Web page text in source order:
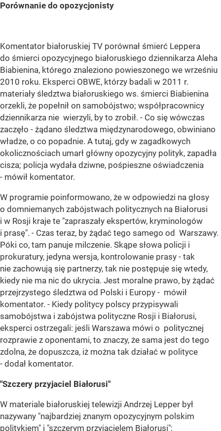
Porównanie do opozycjonisty
Komentator białoruskiej TV porównał śmierć Leppera
do śmierci opozycyjnego białoruskiego dziennikarza Aleha
Biabienina, którego znaleziono powieszonego we wrześniu
2010 roku. Eksperci OBWE, którzy badali w 2011 r.
materiały śledztwa białoruskiego ws. śmierci Biabienina
orzekli, że popełnił on samobójstwo; współpracownicy
dziennikarza nie wierzyli, by to zrobił. - Co się wówczas
zaczęło - żądano śledztwa międzynarodowego, obwiniano
władze, o co popadnie. A tutaj, gdy w zagadkowych
okolicznościach umarł główny opozycyjny polityk, zapadła
cisza; policja wydała dziwne, pośpieszne oświadczenia
- mówił komentator.
W programie poinformowano, że w odpowiedzi na głosy
o domniemanych zabójstwach politycznych na Białorusi
i w Rosji kraje te "zapraszały ekspertów, kryminologów
i prasę". - Czas teraz, by żądać tego samego od Warszawy.
Póki co, tam panuje milczenie. Skąpe słowa policji i
prokuratury, jedyna wersja, kontrolowanie prasy - tak
nie zachowują się partnerzy, tak nie postępuje się wtedy,
kiedy nie ma nic do ukrycia. Jest moralne prawo, by żądać
przejrzystego śledztwa od Polski i Europy - mówił
komentator. - Kiedy politycy polscy przypisywali
samobójstwa i zabójstwa polityczne Rosji i Białorusi,
eksperci ostrzegali: jeśli Warszawa mówi o politycznej
rozprawie z oponentami, to znaczy, że sama jest do tego
zdolna, że dopuszcza, iż można tak działać w polityce
- dodał komentator.
"Szczery przyjaciel Białorusi"
W materiale białoruskiej telewizji Andrzej Lepper był
nazywany "najbardziej znanym opozycyjnym polskim
politykiem" i "szczerym przyjacielem Białorusi";